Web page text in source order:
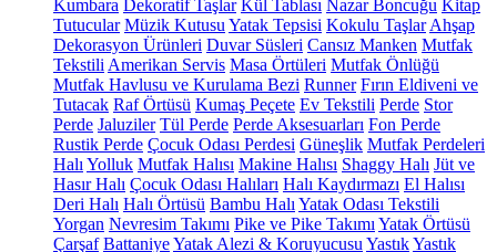
Kumbara Dekoratif Taşlar Kül Tablası Nazar Boncuğu Kitap
Tutucular Müzik Kutusu Yatak Tepsisi Kokulu Taşlar Ahşap
Dekorasyon Ürünleri Duvar Süsleri Cansız Manken Mutfak
Tekstili Amerikan Servis Masa Örtüleri Mutfak Önlüğü
Mutfak Havlusu ve Kurulama Bezi Runner Fırın Eldiveni ve
Tutacak Raf Örtüsü Kumaş Peçete Ev Tekstili Perde Stor
Perde Jaluziler Tül Perde Perde Aksesuarları Fon Perde
Rustik Perde Çocuk Odası Perdesi Güneşlik Mutfak Perdeleri
Halı Yolluk Mutfak Halısı Makine Halısı Shaggy Halı Jüt ve
Hasır Halı Çocuk Odası Halıları Halı Kaydırmazı El Halısı
Deri Halı Halı Örtüsü Bambu Halı Yatak Odası Tekstili
Yorgan Nevresim Takımı Pike ve Pike Takımı Yatak Örtüsü
Çarşaf BattaniyeYatak Alezi & Koruyucusu YastıkYastık